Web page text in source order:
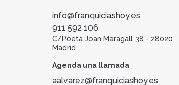
info@franquiciashoy.es
911 592 106
C/Poeta Joan Maragall 38 - 28020
Madrid
Agenda una llamada
aalvarez@franquiciashoy.es